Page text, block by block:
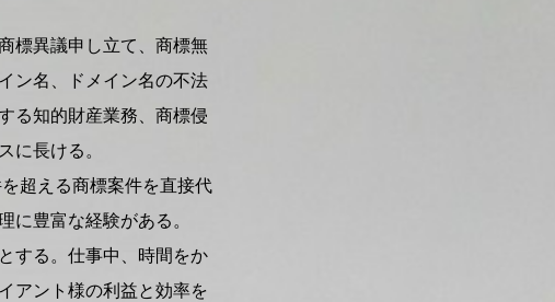
標異議申し立て、商標無
ン名、ドメイン名の不法
る知的財産業務、商標侵
に長ける。
超える商標案件を直接代
に豊富な経験がある。
する。仕事中、時間をか
アント様の利益と効率を